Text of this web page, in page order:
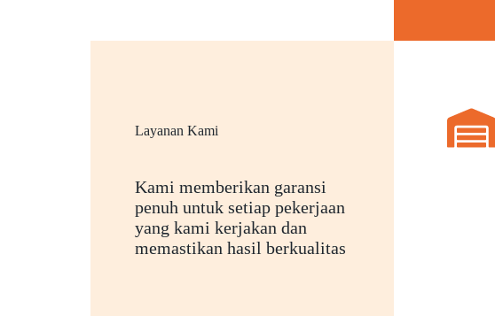
Layanan Kami
Kami memberikan garansi
penuh untuk setiap pekerjaan
yang kami kerjakan dan
memastikan hasil berkualitas